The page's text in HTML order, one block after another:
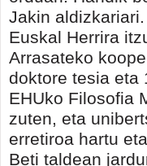
Jakin
Euskal Herrira
Arrasateko
doktore tesia eta
EHUko Filosofia
zuten, eta
erretiroa hartu
Beti taldean